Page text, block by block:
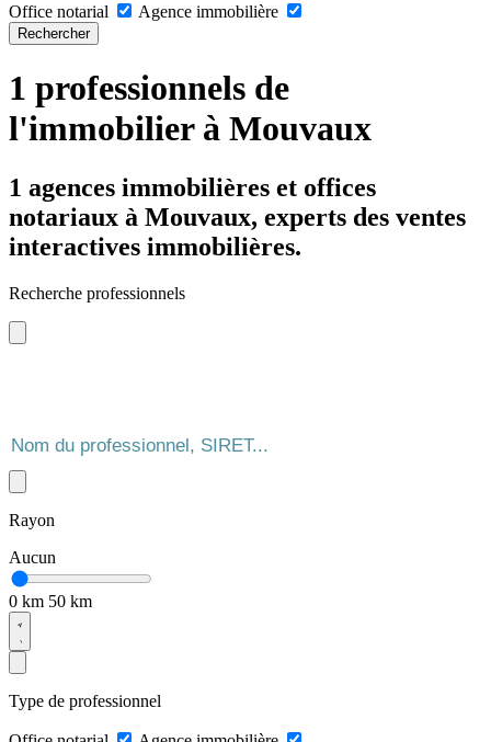
Office notarial Agence immobilière
Rechercher
1 professionnels de
l'immobilier à Mouvaux
1 agences immobilières et offices
notariaux à Mouvaux, experts des ventes
interactives immobilières.
Recherche professionnels
Rayon
Aucun
0 km 50 km
Type de professionnel